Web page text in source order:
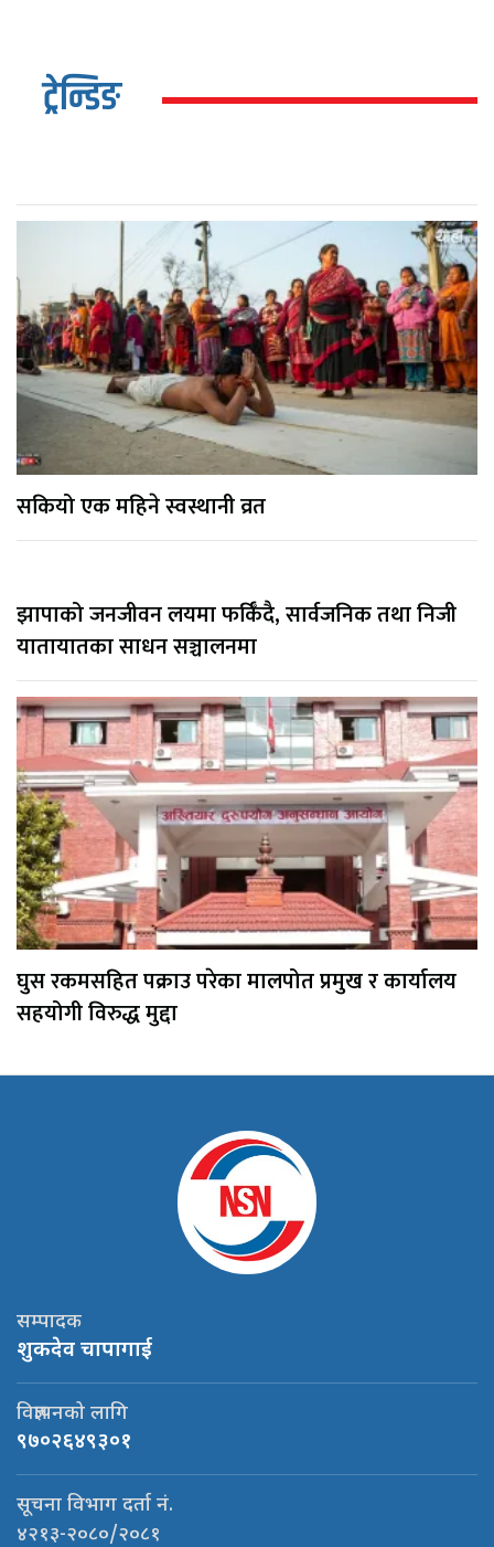
ट्रेन्डिङ
सकियो एक महिने स्वस्थानी व्रत
झापाको जनजीवन लयमा फर्किँदै, सार्वजनिक तथा निजी
यातायातका साधन सञ्चालनमा
घुस रकमसहित पक्राउ परेका मालपोत प्रमुख र कार्यालय
सहयोगी विरुद्ध मुद्दा
सम्पादक
शुकदेव चापागाई
विज्ञापनको लागि
९७०२६४९३०१
सूचना विभाग दर्ता नं.
४२१३-२०८०/२०८१